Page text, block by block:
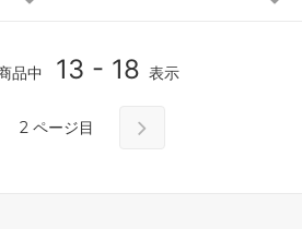
品中 13 - 18 表示
2 ページ目